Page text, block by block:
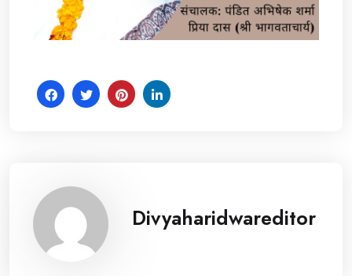
Divyaharidwareditor